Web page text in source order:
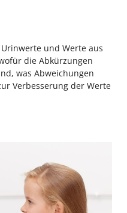
und Werte aus
die Abkürzungen
was Abweichungen
Verbesserung der Werte